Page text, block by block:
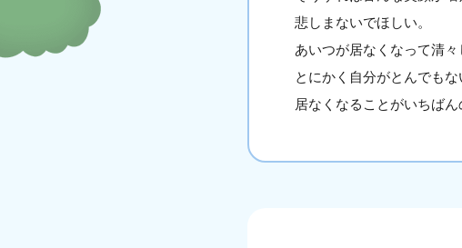
悲しまないでほしい。
あいつが居なくなって清
とにかく自分がとんでも
居なくなることがいちばん